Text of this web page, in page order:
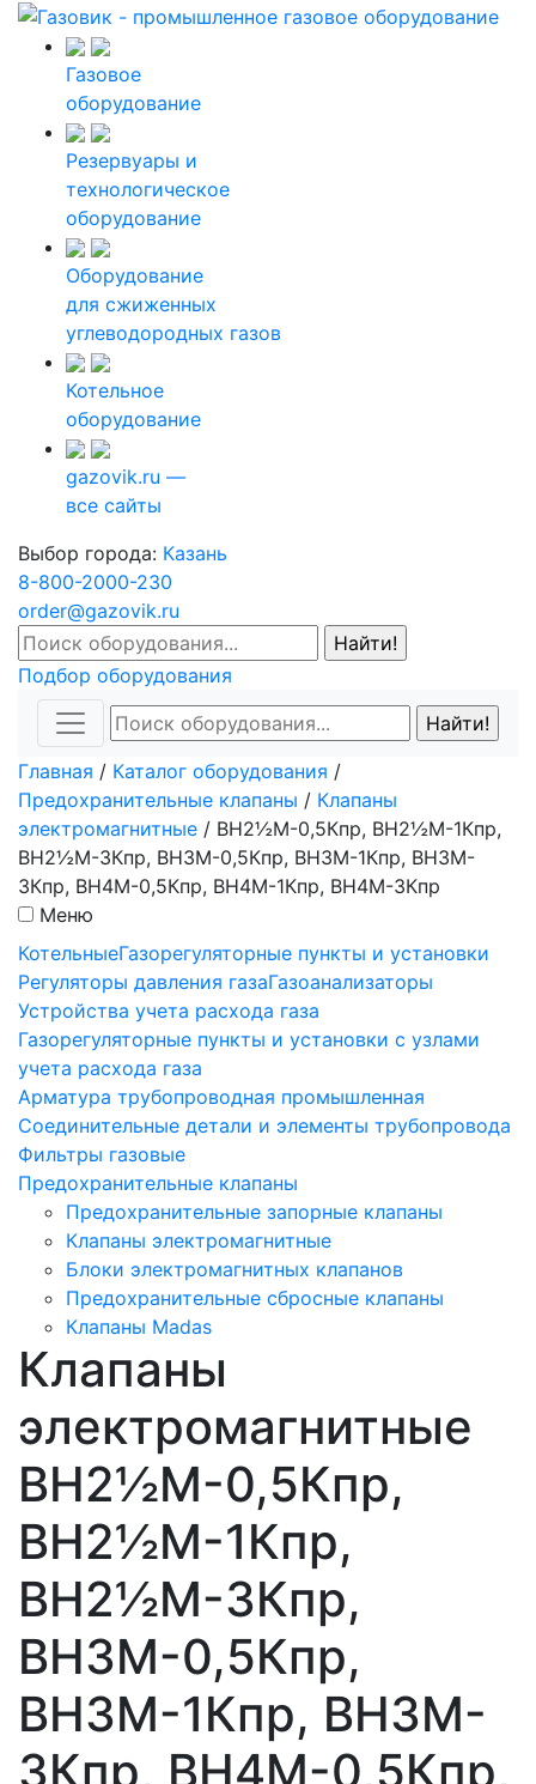
Газовое
оборудование
Резервуары и
технологическое
оборудование
Оборудование
для сжиженных
углеводородных газов
Котельное
оборудование
gazovik.ru —
все сайты
Выбор города: Казань
8-800-2000-230
order@gazovik.ru
Подбор оборудования
Главная / Каталог оборудования /
Предохранительные клапаны / Клапаны
электромагнитные / ВН2½M-0,5Кпр, ВН2½M-1Кпр,
ВН2½M-3Кпр, ВН3M-0,5Кпр, ВН3M-1Кпр, ВН3M-
3Кпр, ВН4M-0,5Кпр, ВН4M-1Кпр, ВН4M-3Кпр
Меню
КотельныеГазорегуляторные пункты и установки
Регуляторы давления газаГазоанализаторы
Устройства учета расхода газа
Газорегуляторные пункты и установки с узлами
учета расхода газа
Арматура трубопроводная промышленная
Соединительные детали и элементы трубопровода
Фильтры газовые
Предохранительные клапаны
Предохранительные запорные клапаны
Клапаны электромагнитные
Блоки электромагнитных клапанов
Предохранительные сбросные клапаны
Клапаны Madas
Клапаны
электромагнитные
ВН2½M-0,5Кпр,
ВН2½M-1Кпр,
ВН2½M-3Кпр,
ВН3M-0,5Кпр,
ВН3M-1Кпр, ВН3M-
3Кпр, ВН4M-0,5Кпр,